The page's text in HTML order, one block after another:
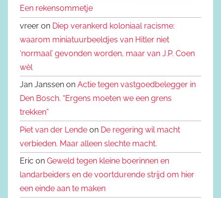
Een rekensommetje
vreer on Diep verankerd koloniaal racisme:
waarom miniatuurbeeldjes van Hitler niet
‘normaal’ gevonden worden, maar van J.P. Coen
wèl
Jan Janssen on Actie tegen vastgoedbelegger in
Den Bosch. “Ergens moeten we een grens
trekken”
Piet van der Lende on De regering wil macht
verbieden. Maar alleen slechte macht.
Eric on Geweld tegen kleine boerinnen en
landarbeiders en de voortdurende strijd om hier
een einde aan te maken